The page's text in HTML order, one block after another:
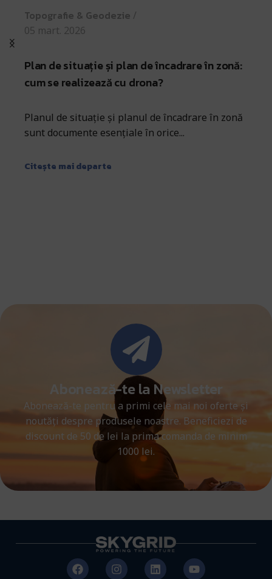
Topografie & Geodezie
05 mart. 2026
Plan de situație și plan de încadrare în zonă:
cum se realizează cu drona?
Planul de situație și planul de încadrare în zonă
sunt documente esențiale în orice...
Citește mai departe
Abonează-te la Newsletter
Abonează-te pentru a primi cele mai noi oferte și
noutăți despre produsele noastre. Beneficiezi de
discount de 50 de lei la prima comanda de minim
1000 lei.